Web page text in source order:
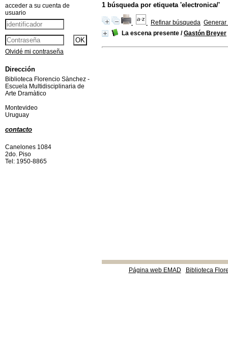
1 búsqueda por etiqueta 'electronica/'
Refinar búsqueda Generar
La escena presente /Gastón Breyer
Página web EMAD Biblioteca
acceder a su cuenta de
usuario
Olvidé mi contraseña
Dirección
Biblioteca Florencio Sànchez -
Escuela Multidisciplinaria de
Arte Dramàtico
Montevideo
Uruguay
contacto
Canelones 1084
2do. Piso
Tel: 1950-8865